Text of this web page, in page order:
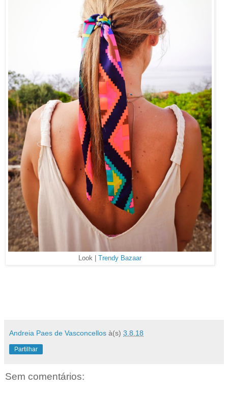
Look | Trendy Bazaar
Andreia Paes de Vasconcellos à(s) 3.8.18
Partilhar
Sem comentários: